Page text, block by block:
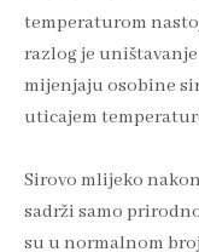
temperaturom
razlog je
mijenjaju osobine
uticajem
Sirovo mlijeko
sadrži samo
su u normalnom